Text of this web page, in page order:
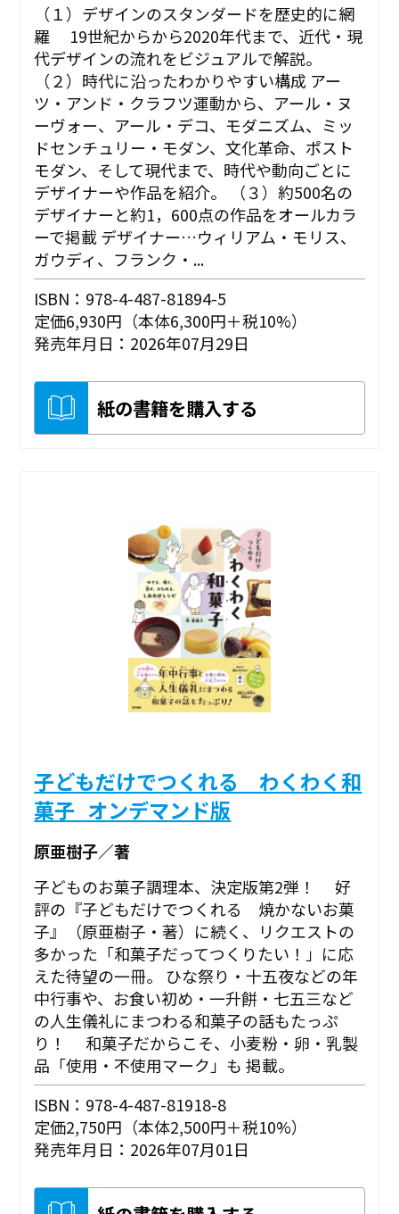
（１）デザインのスタンダードを歴史的に網
羅 19世紀からから2020年代まで、近代・現
代デザインの流れをビジュアルで解説。
（２）時代に沿ったわかりやすい構成 アー
ツ・アンド・クラフツ運動から、アール・ヌ
ーヴォー、アール・デコ、モダニズム、ミッ
ドセンチュリー・モダン、文化革命、ポスト
モダン、そして現代まで、時代や動向ごとに
デザイナーや作品を紹介。 （３）約500名の
デザイナーと約1，600点の作品をオールカラ
ーで掲載 デザイナー…ウィリアム・モリス、
ガウディ、フランク・...
ISBN：978-4-487-81894-5
定価6,930円（本体6,300円＋税10%）
発売年月日：2026年07月29日
紙の書籍を購入する
子どもだけでつくれる わくわく和
菓子_オンデマンド版
原亜樹子／著
子どものお菓子調理本、決定版第2弾！ 好
評の『子どもだけでつくれる 焼かないお菓
子』（原亜樹子・著）に続く、リクエストの
多かった「和菓子だってつくりたい！」に応
えた待望の一冊。 ひな祭り・十五夜などの年
中行事や、お食い初め・一升餅・七五三など
の人生儀礼にまつわる和菓子の話もたっぷ
り！ 和菓子だからこそ、小麦粉・卵・乳製
品「使用・不使用マーク」も 掲載。
ISBN：978-4-487-81918-8
定価2,750円（本体2,500円＋税10%）
発売年月日：2026年07月01日